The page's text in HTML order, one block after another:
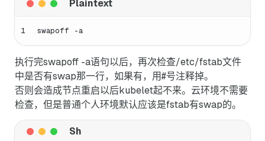
1 swapoff -a
执行完swapoff -a语句以后，再次检查/etc/fstab文件
中是否有swap那一行，如果有，用#号注释掉。
否则会造成节点重启以后kubelet起不来。云环境不需要
检查，但是普通个人环境默认应该是fstab有swap的。